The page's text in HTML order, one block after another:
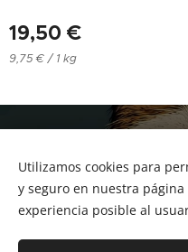
19,50 €
9,75 € / 1 kg
Utilizamos cookies para
y seguro en nuestra
experiencia posible al